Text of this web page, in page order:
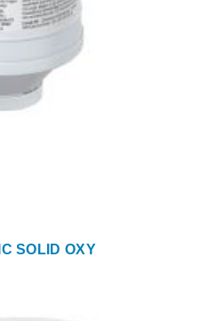
SOLID OXY